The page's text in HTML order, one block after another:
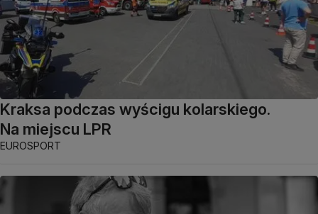
Kraksa podczas wyścigu kolarskiego.
Na miejscu LPR
EUROSPORT